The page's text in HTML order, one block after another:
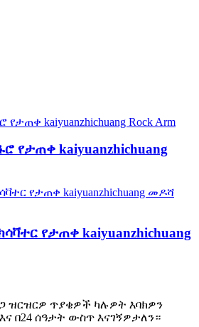
የታጠቀ kaiyuanzhichuang
የታጠቀ kaiyuanzhichuang
ዝርዝርዎ ጥያቄዎች ካሉዎት እባክዎን
በ24 ሰዓታት ውስጥ እናገኝዎታለን።